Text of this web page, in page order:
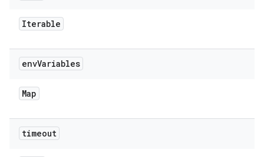
Iterable
envVariables
Map
timeout